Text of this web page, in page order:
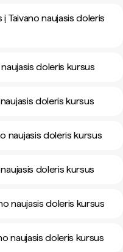
Taivano naujasis doleris
doleris kursus
doleris kursus
naujasis doleris kursus
doleris kursus
naujasis doleris kursus
naujasis doleris kursus